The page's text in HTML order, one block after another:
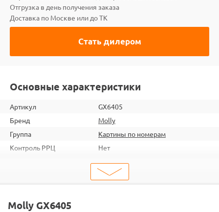
Отгрузка в день получения заказа
Доставка по Москве или до ТК
Стать дилером
Основные характеристики
Артикул
GX6405
Бренд
Molly
Группа
Картины по номерам
Контроль РРЦ
Нет
20
6920140875549
Тема
Molly GX6405